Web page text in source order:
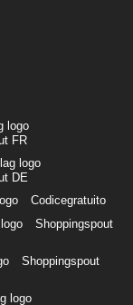
FR
DE
Codicegratuito
Shoppingspout
Shoppingspout